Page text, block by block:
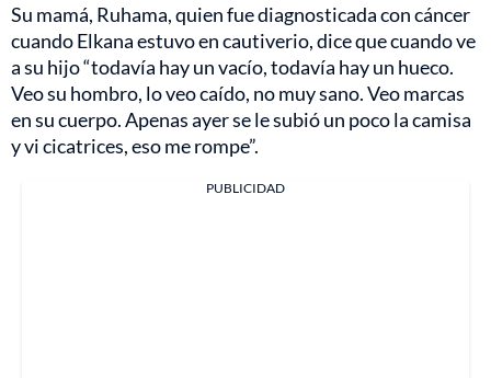
Su mamá, Ruhama, quien fue diagnosticada con cáncer
cuando Elkana estuvo en cautiverio, dice que cuando ve
a su hijo “todavía hay un vacío, todavía hay un hueco.
Veo su hombro, lo veo caído, no muy sano. Veo marcas
en su cuerpo. Apenas ayer se le subió un poco la camisa
y vi cicatrices, eso me rompe”.
PUBLICIDAD